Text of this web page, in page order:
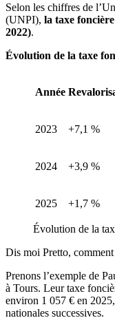
Selon les chiffres de
(UNPI), la taxe
2022).
Évolution de la taxe
Année
2023 +7,1 %
2024 +3,9 %
2025 +1,7 %
Évolution de la
Dis moi Pretto,
Prenons l’exemple de
à Tours. Leur taxe
environ 1 057 € en
nationales successives.